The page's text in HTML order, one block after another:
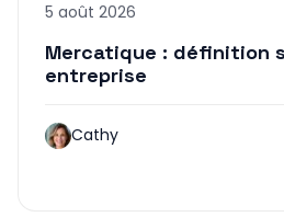
5 août 2026
Mercatique : définition
entreprise
Cathy